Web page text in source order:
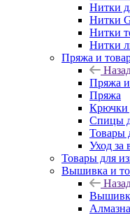
Нитки
Нитки
Нитки
Нитки
Пряжа и
Пряжа и
Пряжа
Крючки
Спицы
Товары
Уход за
Товары для
Вышивка и